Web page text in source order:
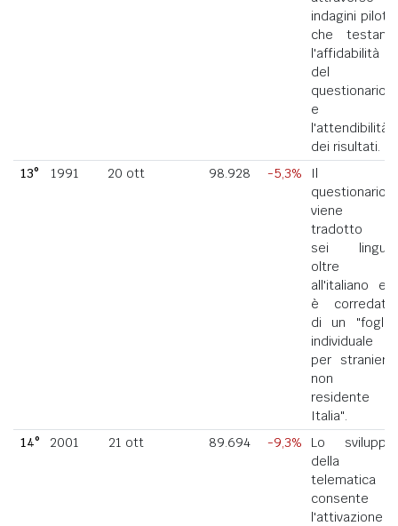
indagini pilota
che testano
l'affidabilità
del
questionario
e
l'attendibilità
dei risultati.
13°
1991 20 ott 98.928 -5,3%
Il
questionario
viene
tradotto in
sei lingue
oltre
all'italiano ed
è corredato
di un "foglio
individuale
per straniero
non
residente in
Italia".
14°
2001 21 ott 89.694 -9,3%
Lo sviluppo
della
telematica
consente
l'attivazione